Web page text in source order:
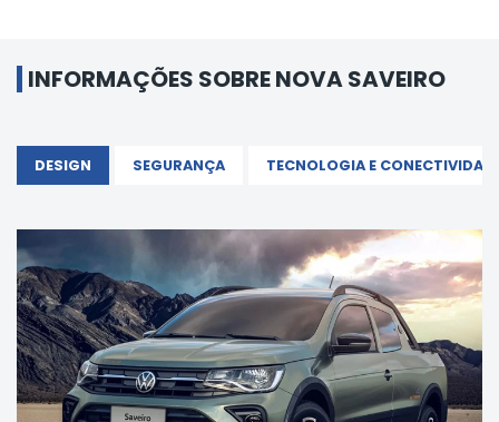
INFORMAÇÕES SOBRE NOVA SAVEIRO
DESIGN SEGURANÇA TECNOLOGIA E